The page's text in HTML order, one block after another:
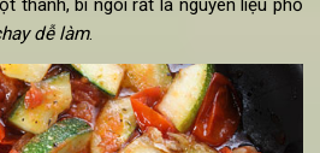
cho dầu ô-liu và bơ vào, đun
hết. Sau đó, cho nấm, tỏi, xì dầu,
vào. Đảo cho đến khi nấm bắt đầu
liệu trong chảo vào nồi kho, đổ